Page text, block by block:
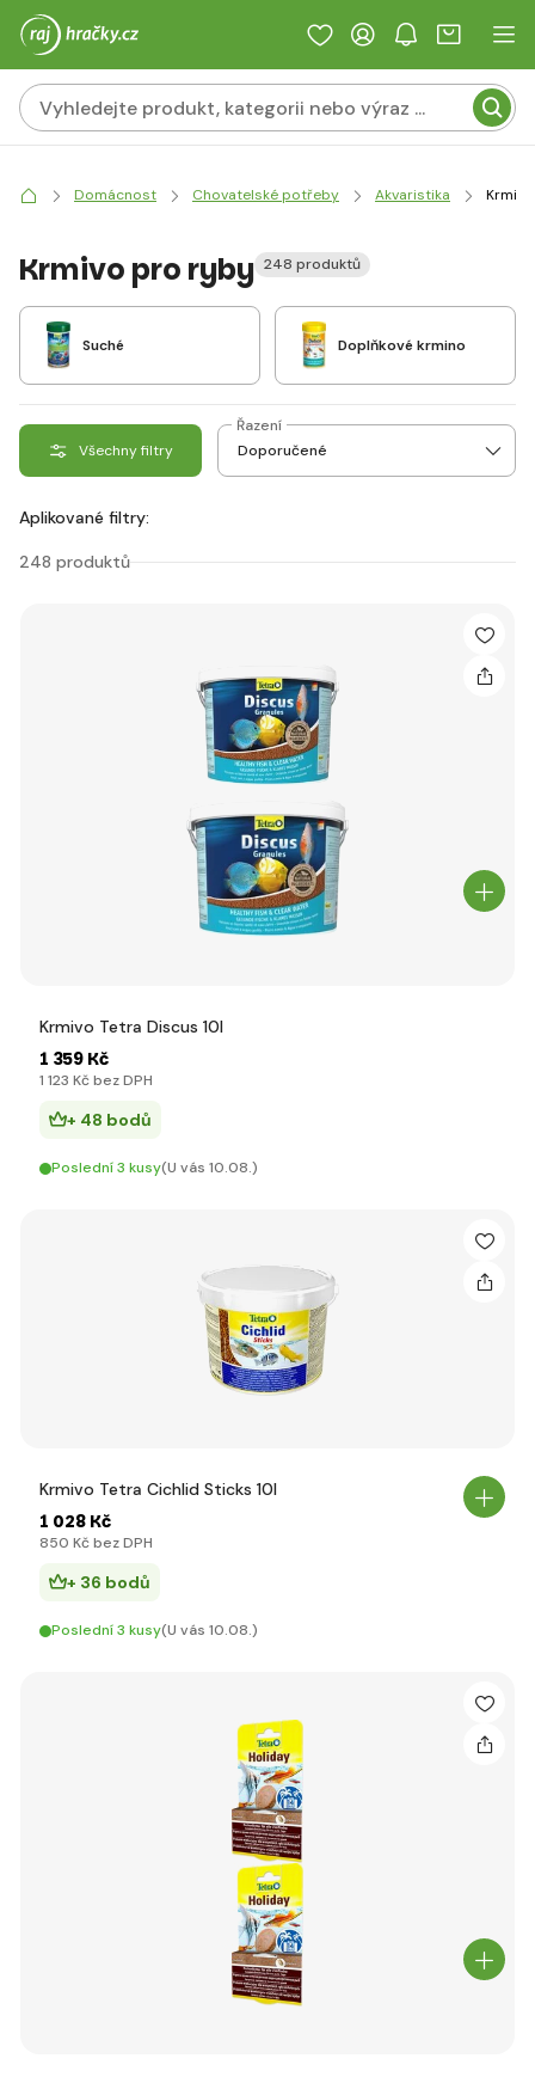
Domácnost Chovatelské potřeby Akvaristika
Krmivo pro ryby 248 produktů
Suché Doplňkové krmino
Všechny filtry
Řazení
Aplikované filtry:
248 produktů
Krmivo Tetra Discus 10l
1 359 Kč
1 123 Kč bez DPH
+ 48 bodů
Poslední 3 kusy(U vás 10.08.)
Krmivo Tetra Cichlid Sticks 10l
1 028 Kč
850 Kč bez DPH
+ 36 bodů
Poslední 3 kusy(U vás 10.08.)